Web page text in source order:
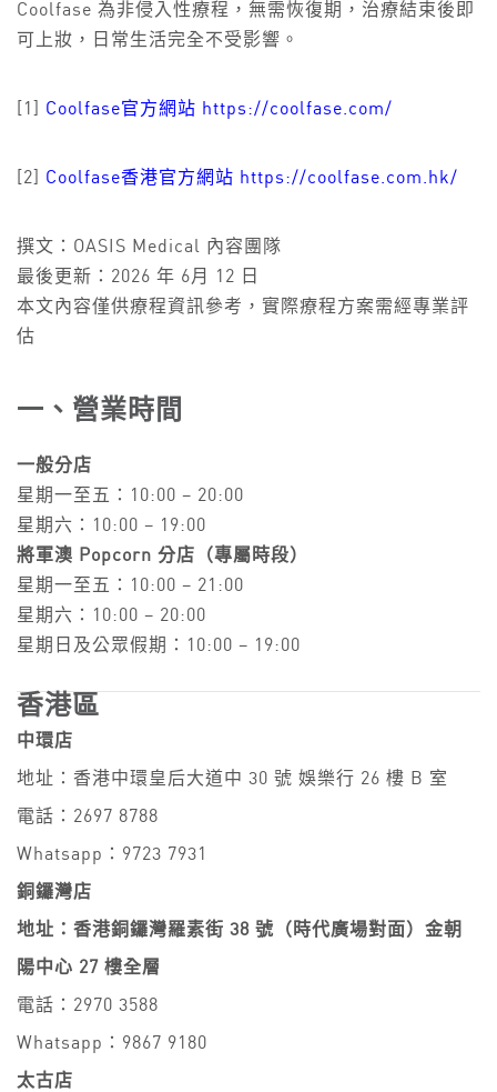
Coolfase 為非侵入性療程，無需恢復期，治療結束後即
可上妝，日常生活完全不受影響。
[1] Coolfase官方網站 https://coolfase.com/
[2] Coolfase香港官方網站 https://coolfase.com.hk/
撰文：OASIS Medical 內容團隊
最後更新：2026 年 6月 12 日
本文內容僅供療程資訊參考，實際療程方案需經專業評
估
一、營業時間
一般分店
星期一至五：10:00 – 20:00
星期六：10:00 – 19:00
將軍澳 Popcorn 分店（專屬時段）
星期一至五：10:00 – 21:00
星期六：10:00 – 20:00
星期日及公眾假期：10:00 – 19:00
香港區
中環店
地址：香港中環皇后大道中 30 號 娛樂行 26 樓 B 室
電話：2697 8788
Whatsapp：9723 7931
銅鑼灣店
地址：香港銅鑼灣羅素街 38 號（時代廣場對面）金朝
陽中心 27 樓全層
電話：2970 3588
Whatsapp：9867 9180
太古店